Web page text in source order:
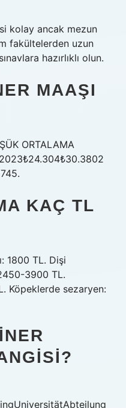
kolay ancak mezun
fakültelerden uzun
hazırlıklı olun.
MAAŞI
ORTALAMA
KAÇ TL
1800 TL. Dişi
3900 TL.
Köpeklerde sezaryen: